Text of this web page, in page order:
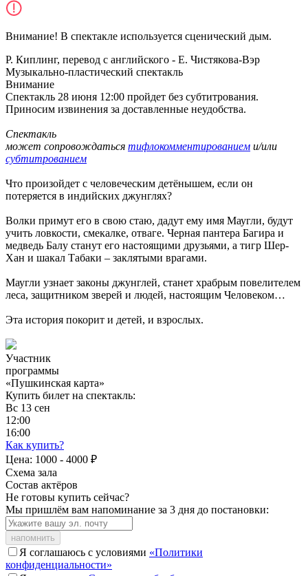
Внимание! В спектакле используется сценический дым.
Р. Киплинг, перевод с английского - Е. Чистякова-Вэр
Музыкально-пластический спектакль
Внимание
Спектакль 28 июня 12:00 пройдет без субтитрования.
Приносим извинения за доставленные неудобства.
Спектакль
может сопровождаться тифлокомментированием и/или
субтитрованием
Что произойдет с человеческим детёнышем, если он
потеряется в индийских джунглях?
Волки примут его в свою стаю, дадут ему имя Маугли, будут
учить ловкости, смекалке, отваге. Черная пантера Багира и
медведь Балу станут его настоящими друзьями, а тигр Шер-
Хан и шакал Табаки – заклятыми врагами.
Маугли узнает законы джунглей, станет храбрым повелителем
леса, защитником зверей и людей, настоящим Человеком…
Эта история покорит и детей, и взрослых.
Участник
программы
«Пушкинская карта»
Купить билет на спектакль:
Вс 13 сен
12:00
16:00
Как купить?
Цена: 1000 - 4000 ₽
Схема зала
Состав актёров
Не готовы купить сейчас?
Мы пришлём вам напоминание за 3 дня до постановки:
напомнить
Я соглашаюсь с условиями «Политики
конфиденциальности»